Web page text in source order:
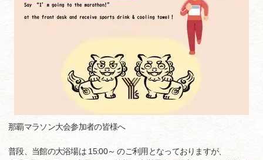
那覇マラソン大会参加者の皆様へ
普段、当館の大浴場は 15:00～ のご利用となっておりますが、